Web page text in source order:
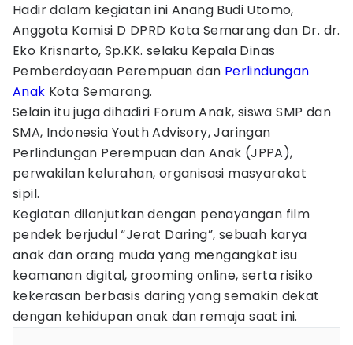
Hadir dalam kegiatan ini Anang Budi Utomo,
Anggota Komisi D DPRD Kota Semarang dan Dr. dr.
Eko Krisnarto, Sp.KK. selaku Kepala Dinas
Pemberdayaan Perempuan dan Perlindungan
Anak Kota Semarang.
Selain itu juga dihadiri Forum Anak, siswa SMP dan
SMA, Indonesia Youth Advisory, Jaringan
Perlindungan Perempuan dan Anak (JPPA),
perwakilan kelurahan, organisasi masyarakat
sipil.
Kegiatan dilanjutkan dengan penayangan film
pendek berjudul “Jerat Daring”, sebuah karya
anak dan orang muda yang mengangkat isu
keamanan digital, grooming online, serta risiko
kekerasan berbasis daring yang semakin dekat
dengan kehidupan anak dan remaja saat ini.